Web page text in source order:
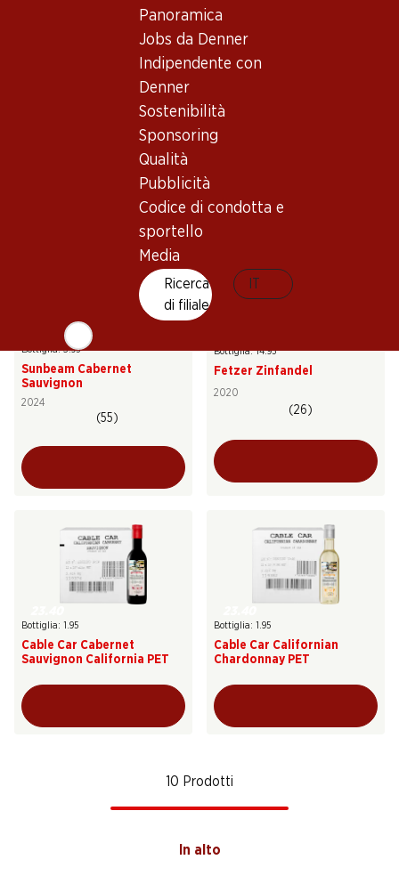
Panoramica
Jobs da Denner
Indipendente con
Denner
Sostenibilità
Sponsoring
Qualità
Pubblicità
Codice di condotta e
sportello
Media
Ricerca
di filiale
Fetzer Cabernet Sauvignon
58.50
Sauvignon
Bottiglia: 3.95
Sunbeam Cabernet
Sauvignon
2024
(55)
Bottiglia: 14.95
Fetzer Zinfandel
2020
(26)
Bottiglia: 1.95
Cable Car Cabernet
Sauvignon California PET
Bottiglia: 1.95
Cable Car Californian
Chardonnay PET
10 Prodotti
In alto